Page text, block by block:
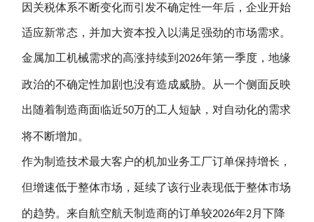
因关税体系不断变化而引发不确定性一年后，企业开始
适应新常态，并加大资本投入以满足强劲的市场需求。
金属加工机械需求的高涨持续到 2026年第一季度，地缘
政治的不确定性加剧也没有造成威胁。从一个侧面反映
出随着制造商面临近50万的工人短缺，对自动化的需求
将不断增加。
作为制造技术最大客户的机加业务工厂订单保持增长，
但增速低于整体市场，延续了该行业表现低于整体市场
的趋势。来自航空航天制造商的订单较2026年2月下降